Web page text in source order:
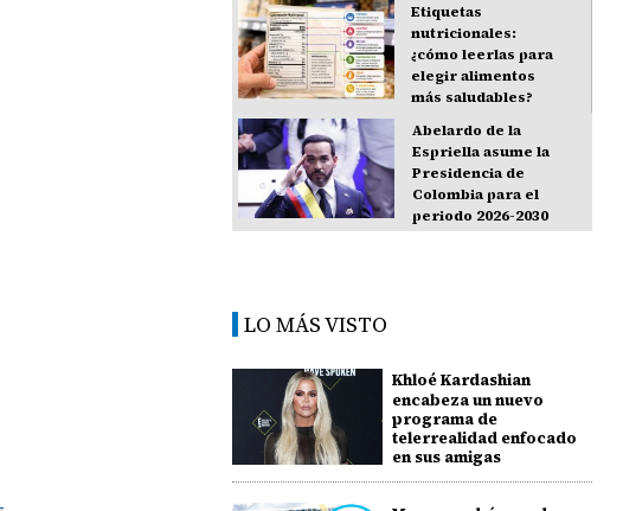
Etiquetas
nutricionales:
¿cómo leerlas para
elegir alimentos
más saludables?
Abelardo de la
Espriella asume la
Presidencia de
Colombia para el
periodo 2026-2030
LO MÁS VISTO
Khloé Kardashian
encabeza un nuevo
programa de
telerrealidad enfocado
en sus amigas